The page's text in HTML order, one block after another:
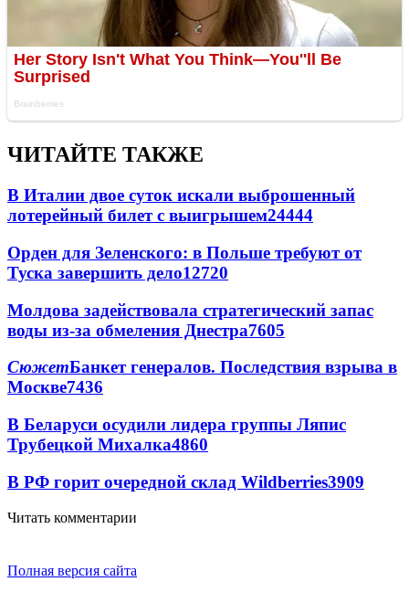
ЧИТАЙТЕ ТАКЖЕ
В Италии двое суток искали выброшенный
лотерейный билет с выигрышем24444
Орден для Зеленского: в Польше требуют от
Туска завершить дело12720
Молдова задействовала стратегический запас
воды из-за обмеления Днестра7605
СюжетБанкет генералов. Последствия взрыва в
Москве7436
В Беларуси осудили лидера группы Ляпис
Трубецкой Михалка4860
В РФ горит очередной склад Wildberries3909
Читать комментарии
Полная версия сайта